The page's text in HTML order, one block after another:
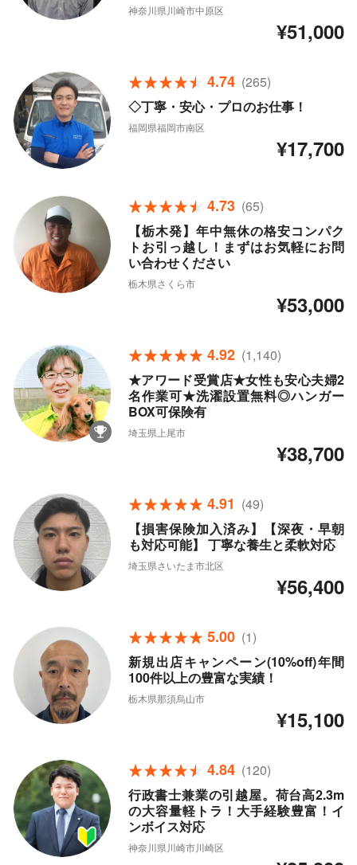
神奈川県川崎市中原区
¥51,000
4.74 (265)
◇丁寧・安心・プロのお仕事！
福岡県福岡市南区
¥17,700
4.73 (65)
【栃木発】年中無休の格安コンパク
トお引っ越し！まずはお気軽にお問
い合わせください
栃木県さくら市
¥53,000
4.92 (1,140)
★アワード受賞店★女性も安心夫婦2
名作業可★洗濯設置無料◎ハンガー
BOX可保険有
埼玉県上尾市
¥38,700
4.91 (49)
【損害保険加入済み】【深夜・早朝
も対応可能】 丁寧な養生と柔軟対応
埼玉県さいたま市北区
¥56,400
5.00 (1)
新規出店キャンペーン(10%off)年間
100件以上の豊富な実績！
栃木県那須烏山市
¥15,100
4.84 (120)
行政書士兼業の引越屋。荷台高2.3m
の大容量軽トラ！大手経験豊富！イ
ンボイス対応
神奈川県川崎市川崎区